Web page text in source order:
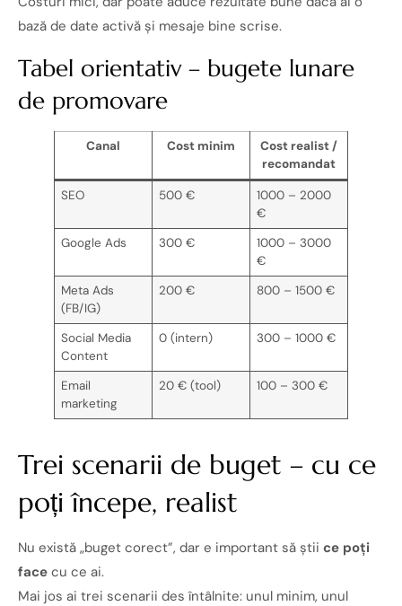
bază de date activă și mesaje bine scrise.
Tabel orientativ – bugete lunare
de promovare
Canal Cost minim
Cost realist /
recomandat
SEO 500 €
1000 – 2000
€
Google Ads
300 €
1000 – 3000
€
Meta Ads
(FB/IG)
200 € 800 – 1500 €
Social Media
Content
0 (intern) 300 – 1000 €
Email
marketing
20 € (tool) 100 – 300 €
Trei scenarii de buget – cu ce
poți începe, realist
Nu există „buget corect”, dar e important să știi ce poți
face cu ce ai.
Mai jos ai trei scenarii des întâlnite: unul minim, unul